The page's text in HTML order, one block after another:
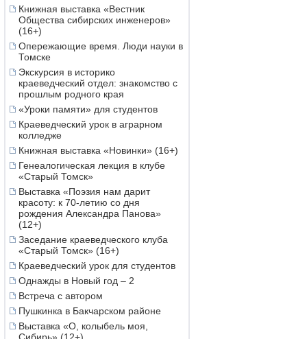
Книжная выставка «Вестник
Общества сибирских инженеров»
(16+)
Опережающие время. Люди науки в
Томске
Экскурсия в историко
краеведческий отдел: знакомство с
прошлым родного края
«Уроки памяти» для студентов
Краеведческий урок в аграрном
колледже
Книжная выставка «Новинки» (16+)
Генеалогическая лекция в клубе
«Старый Томск»
Выставка «Поэзия нам дарит
красоту: к 70-летию со дня
рождения Александра Панова»
(12+)
Заседание краеведческого клуба
«Старый Томск» (16+)
Краеведческий урок для студентов
Однажды в Новый год – 2
Встреча с автором
Пушкинка в Бакчарском районе
Выставка «О, колыбель моя,